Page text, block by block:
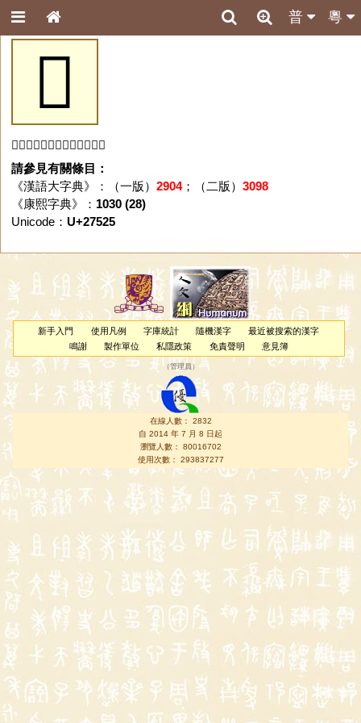
粵
普
𧔥
「𧔥」字未收錄於本資料庫。
請參見有關條目：
《漢語大字典》：（一版） 2904；（二版） 3098
《康熙字典》： 1030 (28)
Unicode： U+27525
新手入門 使用凡例 字庫統計 隨機漢字
最近被搜索的漢字
鳴謝
製作單位 私隱政策 免責聲明 意見簿
（管理員 ）
在線人數： 2832
自 2014 年 7 月 8 日起
瀏覽人數： 80016702
使用次數： 293837277